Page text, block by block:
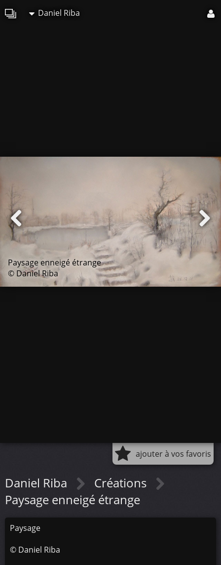
Daniel Riba
Paysage enneigé étrange
© Daniel Riba
ajouter à vos favoris
Daniel Riba
Créations
Paysage enneigé étrange
Paysage
© Daniel Riba